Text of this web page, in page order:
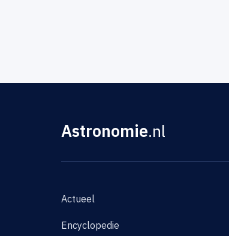
Astronomie.nl
Actueel
Encyclopedie